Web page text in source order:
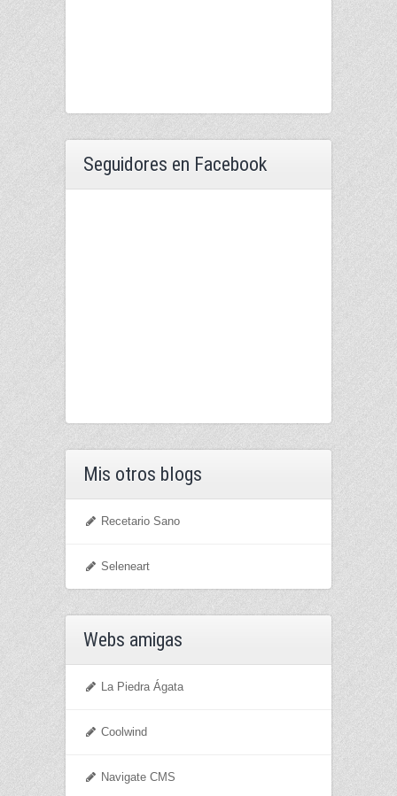
Seguidores en Facebook
Mis otros blogs
Recetario Sano
Seleneart
Webs amigas
La Piedra Ágata
Coolwind
Navigate CMS